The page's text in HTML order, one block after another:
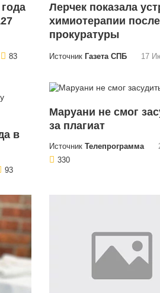
83
Лерчек показала
химиотерапии
прокуратуры
Источник Газета СПБ 17
в
93
Маруани не смог
за плагиат
Источник Телепрограмма
330